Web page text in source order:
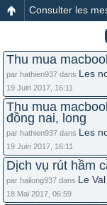
Consulter les
Thu mua
par hathien937 dans Les
19 Juin 2017, 16:11
Thu mua
đồng nai, long
par hathien937 dans Les
19 Juin 2017, 16:11
Dịch vụ rút hầm
par hailong937 dans Le Val
18 Mai 2017, 06:59